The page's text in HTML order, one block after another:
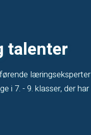
talenter
læringseksperter
i 7. - 9. klasser, der har